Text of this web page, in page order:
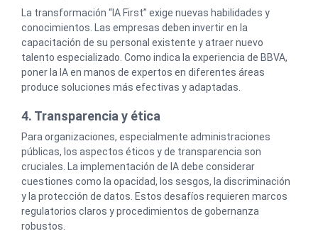
La transformación “IA First” exige nuevas habilidades y
conocimientos. Las empresas deben invertir en la
capacitación de su personal existente y atraer nuevo
talento especializado. Como indica la experiencia de BBVA,
poner la IA en manos de expertos en diferentes áreas
produce soluciones más efectivas y adaptadas.
4. Transparencia y ética
Para organizaciones, especialmente administraciones
públicas, los aspectos éticos y de transparencia son
cruciales. La implementación de IA debe considerar
cuestiones como la opacidad, los sesgos, la discriminación
y la protección de datos. Estos desafíos requieren marcos
regulatorios claros y procedimientos de gobernanza
robustos.